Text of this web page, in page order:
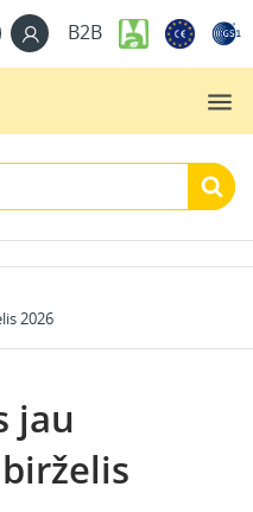
B2B
2026
jau